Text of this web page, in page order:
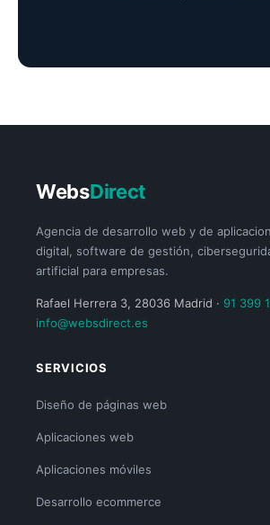
WebsDirect
Agencia de desarrollo web y de
digital, software de gestión,
artificial para empresas.
Rafael Herrera 3, 28036 Madrid · 91 399
info@websdirect.es
SERVICIOS
Diseño de páginas web
Aplicaciones web
Aplicaciones móviles
Desarrollo ecommerce